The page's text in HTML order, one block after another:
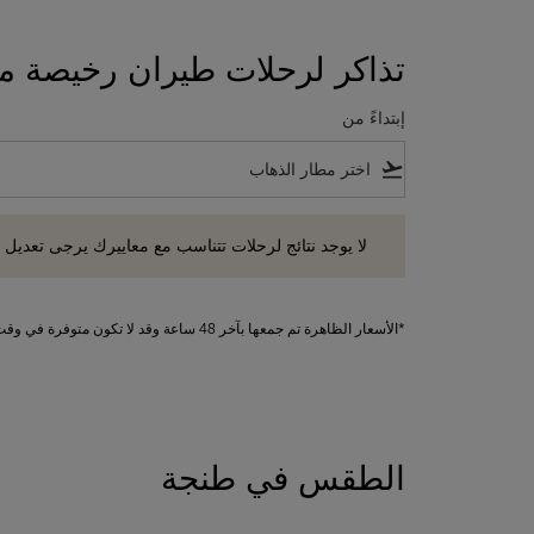
تذاكر لرحلات طيران رخيصة
إبتداءً من
flight_takeoff
لا يوجد نتائج لرحلات تتناسب مع معاييرك يرجى تعديل
*الأسعار الظاهرة تم جمعها بآخر 48 ساعة وقد لا تكون متوفرة في وقت الحجز. تطبق الرسوم على الخدمات الإضافية.
الطقس في طنجة